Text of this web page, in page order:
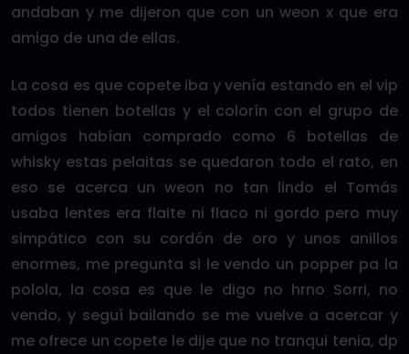
andaban y me dijeron que con un weon x que era
amigo de una de ellas.
La cosa es que copete iba y venía estando en el vip
todos tienen botellas y el colorín con el grupo de
amigos habían comprado como 6 botellas de
whisky estas pelaitas se quedaron todo el rato, en
eso se acerca un weon no tan lindo el Tomás
usaba lentes era flaite ni flaco ni gordo pero muy
simpático con su cordón de oro y unos anillos
enormes, me pregunta si le vendo un popper pa la
polola, la cosa es que le digo no hrno Sorri, no
vendo, y seguí bailando se me vuelve a acercar y
me ofrece un copete le dije que no tranqui tenia, dp